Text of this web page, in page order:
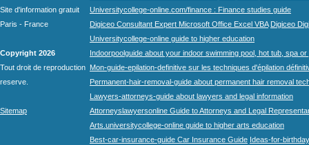
Site d'information gratuit
Paris - France
Copyright 2026
Tout droit de reproduction
reserve.
Sitemap
Universitycollege-online.com/finance : Finance studies guide
Digiceo Consultant Expert Microsoft Office Excel VBA Digiceo
Universitycollege-online guide to higher education
Indoorpoolguide about your indoor swimming pool, hot tub, spa
Mon-guide-epilation-definitive sur les techniques d'épilation
Permanent-hair-removal-guide about permanent hair removal
Lawyers-attorneys-guide about lawyers and legal information
Attorneyslawyersonline Guide to Attorneys and Legal
Arts.universitycollege-online guide to higher arts education
Best-car-insurance-guide Car Insurance Guide Ideas-for-